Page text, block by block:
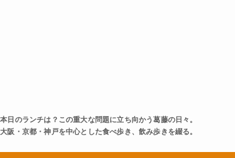
本日のランチは？この重大な問題に立ち向かう葛藤の日々。
大阪・京都・神戸を中心とした食べ歩き、飲み歩きを綴る。